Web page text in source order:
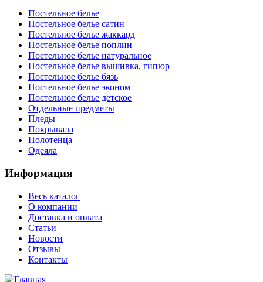
Постельное белье
Постельное белье сатин
Постельное белье жаккард
Постельное белье поплин
Постельное белье натуральное
Постельное белье вышивка, гипюр
Постельное белье бязь
Постельное белье эконом
Постельное белье детское
Отдельные предметы
Пледы
Покрывала
Полотенца
Одеяла
Информация
Весь каталог
О компании
Доставка и оплата
Статьи
Новости
Отзывы
Контакты